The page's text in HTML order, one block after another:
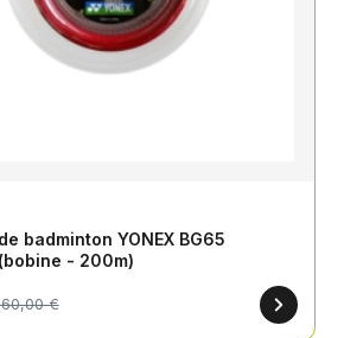
badminton YONEX BG65
- 200m)
€